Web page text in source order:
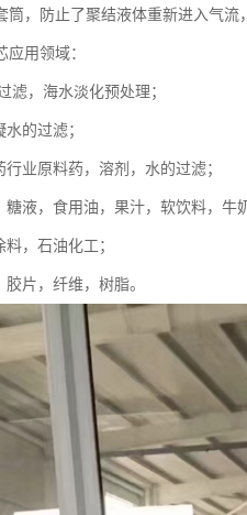
筒，防止了聚结液体重新进入气流
应用领域：
滤，海水淡化预处理；
的过滤；
行业原料药，溶剂，水的过滤；
糖液，食用油，果汁，软饮料，牛
，石油化工；
胶片，纤维，树脂。